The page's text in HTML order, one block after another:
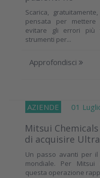
Scarica,
pensata per
evitare gli errori più
strumenti per...
Approfondisci
AZIENDE 01
Mitsui
di acquisire
Un passo avanti per il
mondiale. Per Mitsui
questa operazione